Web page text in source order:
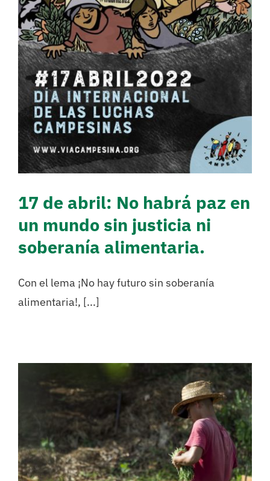
ni soberanía alimentaria.
Actualidad Cambio climático Cooperación
17 de abril: No habrá paz en
un mundo sin justicia ni
soberanía alimentaria.
Con el lema ¡No hay futuro sin soberanía
alimentaria!, [...]
La soberanía alimentaria
garantiza el derecho a la
alimentación y la
sostenibilidad del planeta